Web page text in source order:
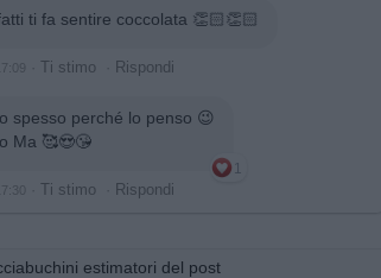
ti fa sentire coccolata 👏🏻👏🏻
Ti stimo Rispondi
spesso perché lo penso 😉
Ma 🥰😍😘
1
Ti stimo Rispondi
estimatori del post